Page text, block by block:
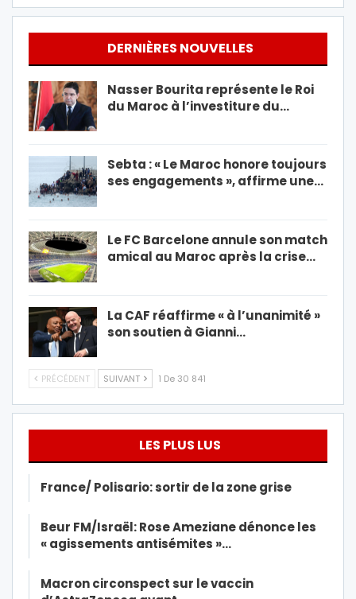
DERNIÈRES NOUVELLES
Nasser Bourita représente le Roi
du Maroc à l’investiture du…
Sebta : « Le Maroc honore toujours
ses engagements », affirme une…
Le FC Barcelone annule son match
amical au Maroc après la crise…
La CAF réaffirme « à l’unanimité »
son soutien à Gianni…
PRÉCÉDENT SUIVANT 1 De 30 841
LES PLUS LUS
France/ Polisario: sortir de la zone grise
Beur FM/Israël: Rose Ameziane dénonce les
« agissements antisémites »…
Macron circonspect sur le vaccin